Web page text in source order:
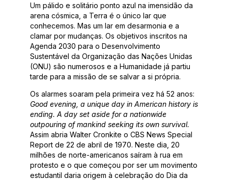
Um pálido e solitário ponto azul na imensidão da
arena cósmica, a Terra é o único lar que
conhecemos. Mas um lar em desarmonia e a
clamar por mudanças. Os objetivos inscritos na
Agenda 2030 para o Desenvolvimento
Sustentável da Organização das Nações Unidas
(ONU) são numerosos e a Humanidade já partiu
tarde para a missão de se salvar a si própria.
Os alarmes soaram pela primeira vez há 52 anos:
Good evening, a unique day in American history is
ending. A day set aside for a nationwide
outpouring of mankind seeking its own survival.
Assim abria Walter Cronkite o CBS News Special
Report de 22 de abril de 1970. Neste dia, 20
milhões de norte-americanos saíram à rua em
protesto e o que começou por ser um movimento
estudantil daria origem à celebração do Dia da